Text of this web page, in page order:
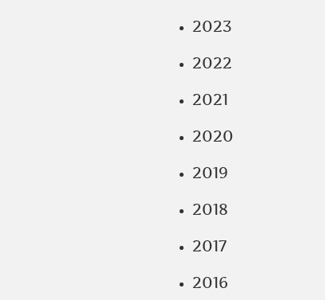
2023
2022
2021
2020
2019
2018
2017
2016